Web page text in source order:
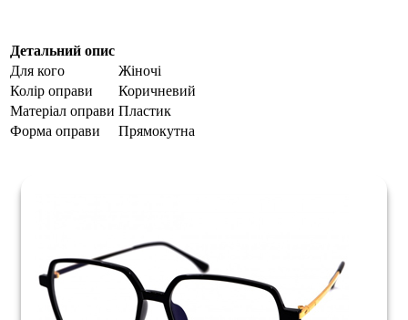
Детальний опис
Для кого
Жіночі
Колір оправи
Коричневий
Матеріал оправи Пластик
Форма оправи
Прямокутна